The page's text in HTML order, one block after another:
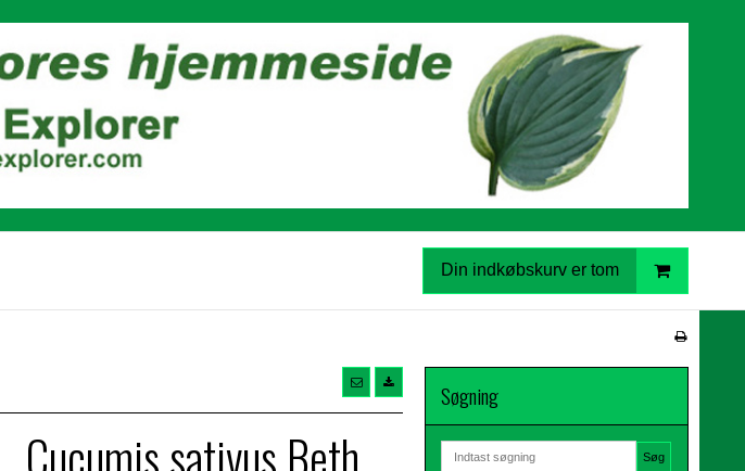
Din indkøbskurv er tom
Cucumis sativus Beth
Søgning
Søg